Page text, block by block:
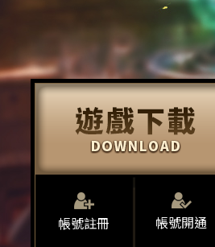
帳號註冊 帳號開通